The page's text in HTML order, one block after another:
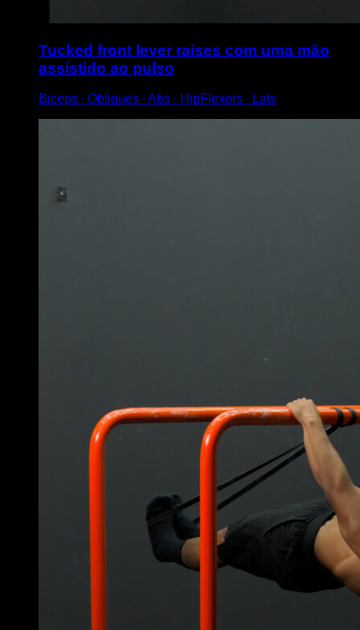
Tucked front lever raises com uma mão
assistido ao pulso
Biceps ∙ Obliques ∙ Abs ∙ HipFlexors ∙ Lats